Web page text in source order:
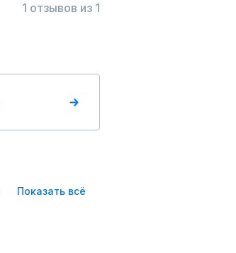
1 отзывов из 1
Нарядные
Показать всё